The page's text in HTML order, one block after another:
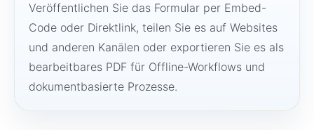
Veröffentlichen Sie das Formular per Embed-
Code oder Direktlink, teilen Sie es auf Websites
und anderen Kanälen oder exportieren Sie es als
bearbeitbares PDF für Offline-Workflows und
dokumentbasierte Prozesse.